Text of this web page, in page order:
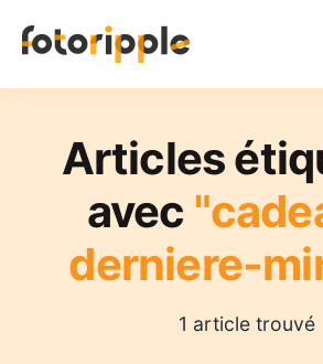
Articles
avec
derniere-
1 article trouvé